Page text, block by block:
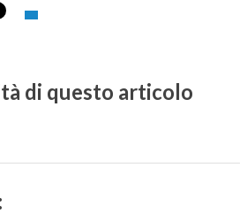
di questo articolo